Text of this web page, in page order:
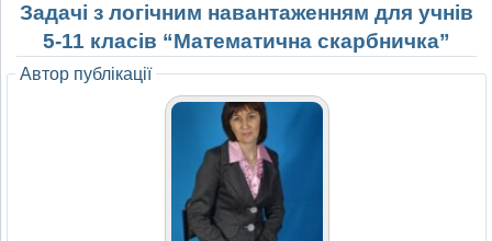
Задачі з логічним навантаженням для учнів
5-11 класів “Математична скарбничка”
Автор публікації